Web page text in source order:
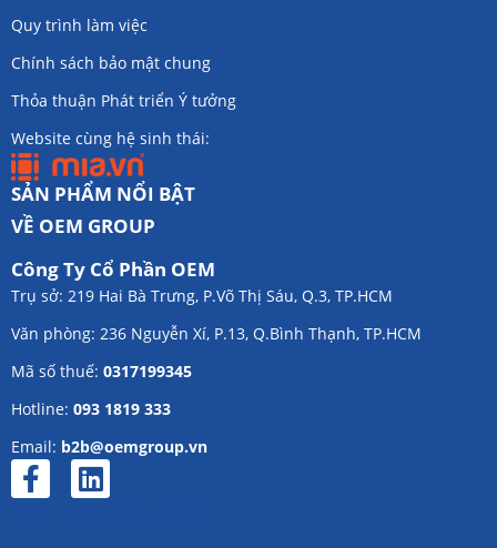
Quy trình làm việc
Chính sách bảo mật chung
Thỏa thuận Phát triển Ý tưởng
Website cùng hệ sinh thái:
SẢN PHẨM NỔI BẬT
VỀ OEM GROUP
Công Ty Cổ Phần OEM
Trụ sở: 219 Hai Bà Trưng, P.Võ Thị Sáu, Q.3, TP.HCM
Văn phòng: 236 Nguyễn Xí, P.13, Q.Bình Thạnh, TP.HCM
Mã số thuế: 0317199345
Hotline: 093 1819 333
Email: b2b@oemgroup.vn